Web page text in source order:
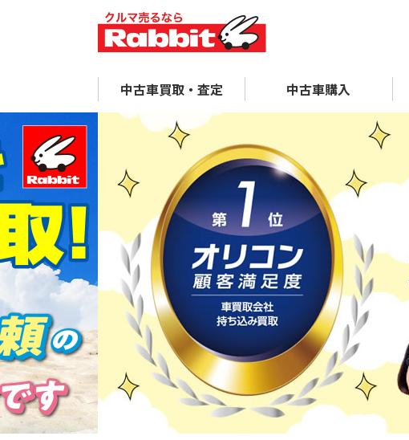
中古車買取・査定 中古車購入